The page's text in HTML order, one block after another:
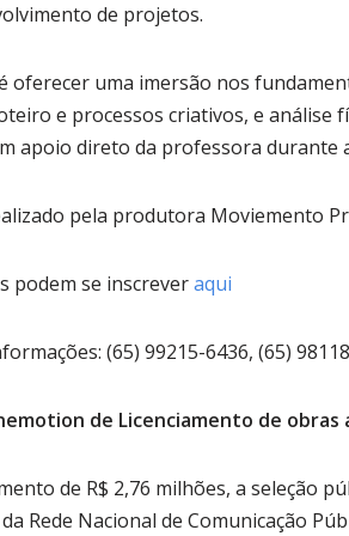
de projetos.
oferecer uma imersão nos
e processos criativos, e análise
apoio direto da professora durante
pela produtora Moviemento
podem se inscreveraqui
(65) 99215-6436, (65)
de Licenciamento de obras
de R$ 2,76 milhões, a seleção
Rede Nacional de Comunicação